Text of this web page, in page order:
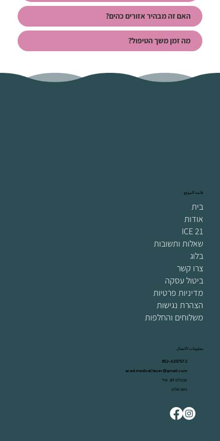
האם זה מבהיר אזורים כהים?
מה זמן משך הטיפול?
معلومات الاتصال
052-4207572
arad.medical.laser@gmail.com
ענבלים 61, ערד
ניווט אלינו
قائمة الموقع
בית
אודות
ICE 21
שאלות ותשובות
בלוג
צרו קשר
ביטול עסקה
מדיניות פרטיות
הצהרת נגישות
משלוחים והחלפות